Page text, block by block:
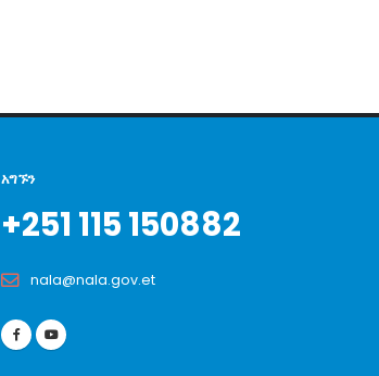
አግኙን
+251 115 150882
nala@nala.gov.et